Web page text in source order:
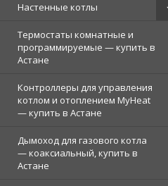
Настенные котлы
Термостаты комнатные и
программируемые — купить в
Астане
Контроллеры для управления
котлом и отоплением MyHeat
— купить в Астане
Дымоход для газового котла
— коаксиальный, купить в
Астане